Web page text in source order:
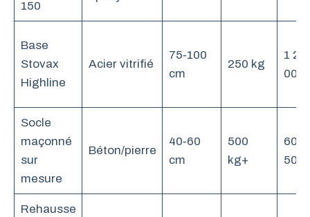
150
Base
Stovax
Highline
Acier vitrifié
75‑100
cm
250 kg
1
000
Socle
maçonné
sur
mesure
Béton/pierre
40‑60
cm
500
kg+
500
Rehausse